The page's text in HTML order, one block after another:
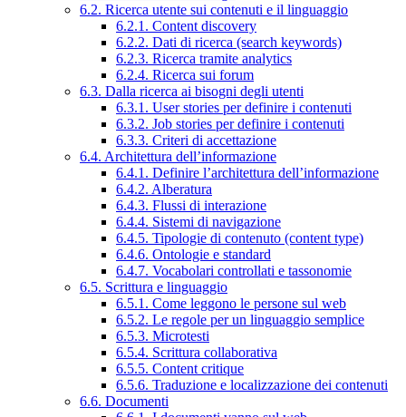
6.2. Ricerca utente sui contenuti e il linguaggio
6.2.1. Content discovery
6.2.2. Dati di ricerca (search keywords)
6.2.3. Ricerca tramite analytics
6.2.4. Ricerca sui forum
6.3. Dalla ricerca ai bisogni degli utenti
6.3.1. User stories per definire i contenuti
6.3.2. Job stories per definire i contenuti
6.3.3. Criteri di accettazione
6.4. Architettura dell’informazione
6.4.1. Definire l’architettura dell’informazione
6.4.2. Alberatura
6.4.3. Flussi di interazione
6.4.4. Sistemi di navigazione
6.4.5. Tipologie di contenuto (content type)
6.4.6. Ontologie e standard
6.4.7. Vocabolari controllati e tassonomie
6.5. Scrittura e linguaggio
6.5.1. Come leggono le persone sul web
6.5.2. Le regole per un linguaggio semplice
6.5.3. Microtesti
6.5.4. Scrittura collaborativa
6.5.5. Content critique
6.5.6. Traduzione e localizzazione dei contenuti
6.6. Documenti